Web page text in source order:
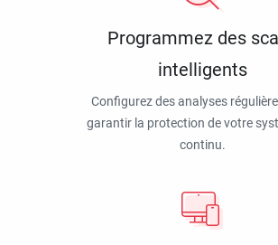
Programmez des
intelligents
Configurez des analyses
garantir la protection de votre
continu.